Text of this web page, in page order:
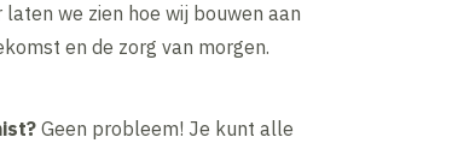
we zien hoe wij bouwen aan
en de zorg van morgen.
Geen probleem! Je kunt alle